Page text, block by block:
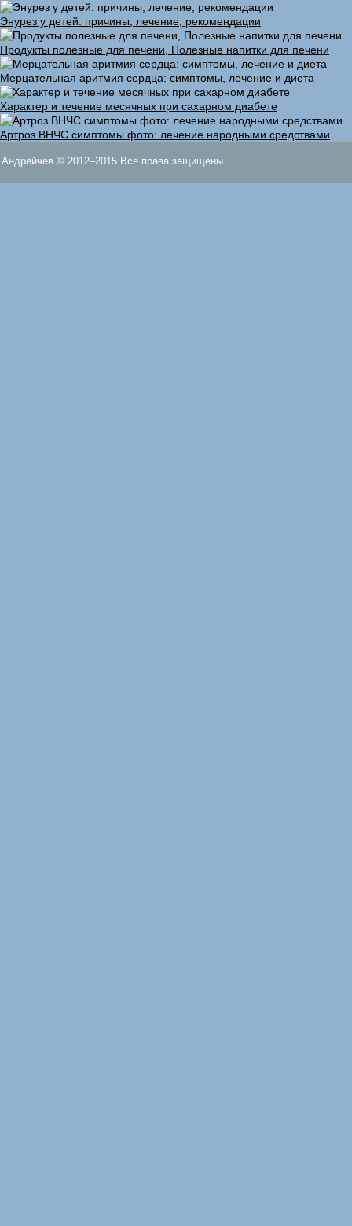
Энурез у детей: причины, лечение, рекомендации
Продукты полезные для печени, Полезные напитки для печени
Мерцательная аритмия сердца: симптомы, лечение и диета
Характер и течение месячных при сахарном диабете
Артроз ВНЧС симптомы фото: лечение народными средствами
Андрейчев © 2012–2015 Все права защищены